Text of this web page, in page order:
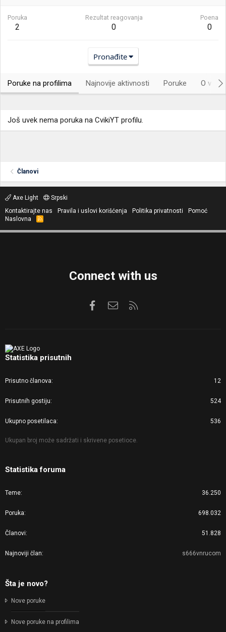
Poruka
2
Rezultat reagovanja
0
Poena
0
Pronađite
Poruke na profilima Najnovije aktivnosti Poruke O
Još uvek nema poruka na CvikiYT profilu.
Članovi
Axe Light
Srpski
Kontaktirajte nas
Pravila i uslovi korišćenja Politika privatnosti
Pomoć
Naslovna
R
S
Connect with us
FacebookKontaktirajte nas
Statistika prisutnih
Prisutno članova 12
Prisutnih gostiju 524
Ukupno posetilaca 536
Ukupan broj može sadržati i skrivene posetioce.
Statistika foruma
Teme 36.250
Poruka 698.032
Članovi 51.828
Najnoviji član s666vnrucom
Šta je novo?
Nove poruke
Nove poruke na profilima